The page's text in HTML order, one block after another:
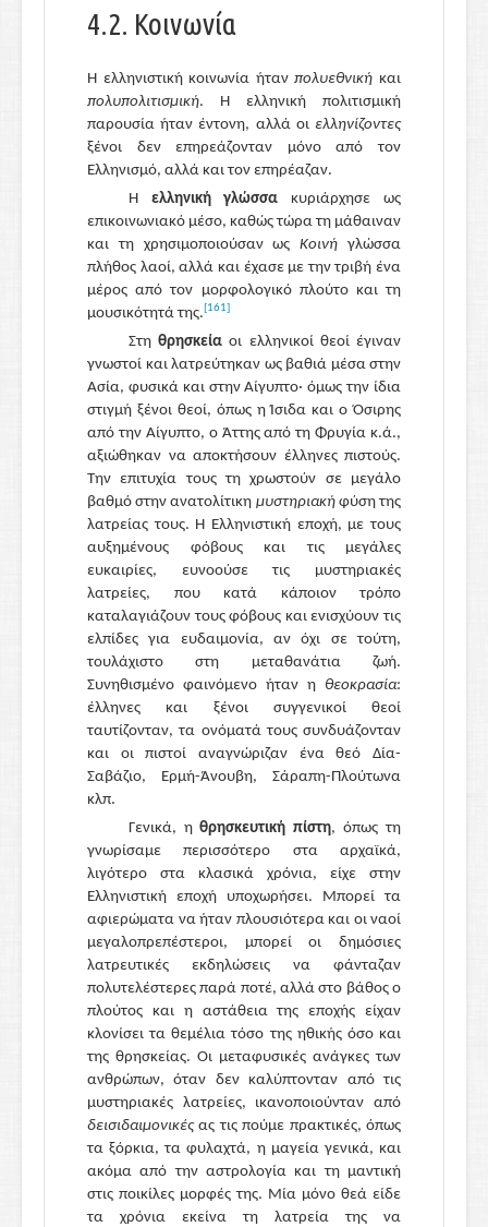
5.5.ΣΤ. Άλλοι πεζογράφοι
5.5.Ζ. Φιλοσοφία
5.5.Η. Επιστήμες
5.6. Επιλεγόμενα στην Ελληνορωμαϊκή εποχή...
5.7. ...και η συνέχεια
4.2. Κοινωνία
Η ελληνιστική κοινωνία ήτανπολυεθνική και
πολυπολιτισμική. Η ελληνική πολιτισμική
παρουσία ήταν έντονη, αλλά οι ελληνίζοντες
ξένοι δεν επηρεάζονταν μόνο από τον
Ελληνισμό, αλλά και τον επηρέαζαν.
Η ελληνική γλώσσα κυριάρχησε ως
επικοινωνιακό μέσο, καθώς τώρα τη μάθαιναν
και τη χρησιμοποιούσαν ωςΚοινή γλώσσα
πλήθος λαοί, αλλά και έχασε με την τριβή ένα
μέρος από τον μορφολογικό πλούτο και τη
μουσικότητά της. [161]
Στηθρησκεία οι ελληνικοί θεοί έγιναν
γνωστοί και λατρεύτηκαν ως βαθιά μέσα στην
Ασία, φυσικά και στην Αίγυπτο· όμως την ίδια
στιγμή ξένοι θεοί, όπως η Ίσιδα και ο Όσιρης
από την Αίγυπτο, ο Άττης από τη Φρυγία κ.ά.,
αξιώθηκαν να αποκτήσουν έλληνες πιστούς.
Την επιτυχία τους τη χρωστούν σε μεγάλο
βαθμό στην ανατολίτικη μυστηριακήφύση της
λατρείας τους. Η Ελληνιστική εποχή, με τους
αυξημένους φόβους και τις μεγάλες
ευκαιρίες, ευνοούσε τις μυστηριακές
λατρείες, που κατά κάποιον τρόπο
καταλαγιάζουν τους φόβους και ενισχύουν τις
ελπίδες για ευδαιμονία, αν όχι σε τούτη,
τουλάχιστο στη μεταθανάτια ζωή.
Συνηθισμένο φαινόμενο ήταν η θεοκρασία:
έλληνες και ξένοι συγγενικοί θεοί
ταυτίζονταν, τα ονόματά τους συνδυάζονταν
και οι πιστοί αναγνώριζαν ένα θεό Δία-
Σαβάζιο, Ερμή-Άνουβη, Σάραπη-Πλούτωνα
κλπ.
Γενικά, ηθρησκευτική πίστη, όπως τη
γνωρίσαμε περισσότερο στα αρχαϊκά,
λιγότερο στα κλασικά χρόνια, είχε στην
Ελληνιστική εποχή υποχωρήσει. Μπορεί τα
αφιερώματα να ήταν πλουσιότερα και οι ναοί
μεγαλοπρεπέστεροι, μπορεί οι δημόσιες
λατρευτικές εκδηλώσεις να φάνταζαν
πολυτελέστερες παρά ποτέ, αλλά στο βάθος ο
πλούτος και η αστάθεια της εποχής είχαν
κλονίσει τα θεμέλια τόσο της ηθικής όσο και
της θρησκείας. Οι μεταφυσικές ανάγκες των
ανθρώπων, όταν δεν καλύπτονταν από τις
μυστηριακές λατρείες, ικανοποιούνταν από
δεισιδαιμονικέςας τις πούμε πρακτικές, όπως
τα ξόρκια, τα φυλαχτά, η μαγεία γενικά, και
ακόμα από την αστρολογία και τη μαντική
στις ποικίλες μορφές της. Μία μόνο θεά είδε
τα χρόνια εκείνα τη λατρεία της να